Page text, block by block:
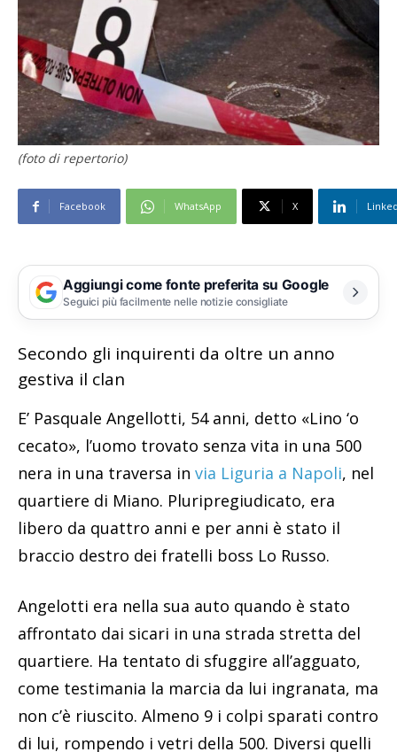
(foto di repertorio)
Facebook WhatsApp X
Aggiungi come fonte preferita su Google
Seguici più facilmente nelle notizie consigliate
Secondo gli inquirenti da oltre un anno
gestiva il clan
E’ Pasquale Angellotti, 54 anni, detto «Lino ‘o
cecato», l’uomo trovato senza vita in una 500
nera in una traversa in via Liguria a Napoli, nel
quartiere di Miano. Pluripregiudicato, era
libero da quattro anni e per anni è stato il
braccio destro dei fratelli boss Lo Russo.
Angelotti era nella sua auto quando è stato
affrontato dai sicari in una strada stretta del
quartiere. Ha tentato di sfuggire all’agguato,
come testimania la marcia da lui ingranata, ma
non c’è riuscito. Almeno 9 i colpi sparati contro
di lui, rompendo i vetri della 500. Diversi quelli